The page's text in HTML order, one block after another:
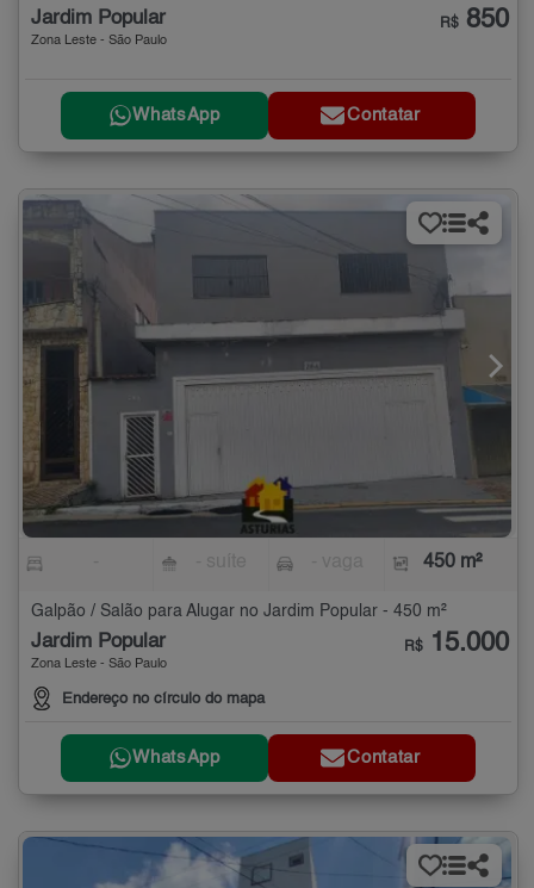
Jardim Popular
Zona Leste - São Paulo
R$ 850
WhatsApp Contatar
450 m²
Galpão / Salão para Alugar no Jardim Popular - 450 m²
Jardim Popular
Zona Leste - São Paulo
Endereço no círculo do mapa
R$ 15.000
WhatsApp Contatar